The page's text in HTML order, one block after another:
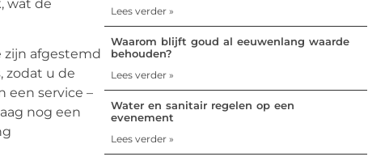
wat de
zijn afgestemd
zodat u de
een service –
nog een
Lees verder »
Waarom blijft goud al eeuwenlang waarde
behouden?
Lees verder »
Water en sanitair regelen op een
evenement
Lees verder »